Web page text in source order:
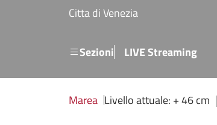
Salta al contenuto principale
Citta di Venezia
SezioniMenu secondario
LIVE Streaming
Marea Livello attuale: + 46 cm